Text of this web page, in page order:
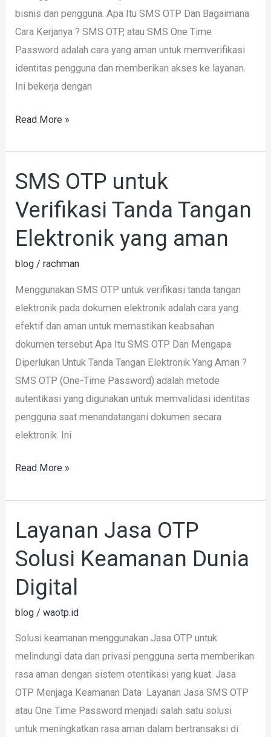
bisnis dan pengguna. Apa Itu SMS OTP Dan Bagaimana
Cara Kerjanya ? SMS OTP, atau SMS One Time
Password adalah cara yang aman untuk memverifikasi
identitas pengguna dan memberikan akses ke layanan.
Ini bekerja dengan
Read More »
SMS OTP untuk
Verifikasi Tanda Tangan
Elektronik yang aman
blog /rachman
Menggunakan SMS OTP untuk verifikasi tanda tangan
elektronik pada dokumen elektronik adalah cara yang
efektif dan aman untuk memastikan keabsahan
dokumen tersebut Apa Itu SMS OTP Dan Mengapa
Diperlukan Untuk Tanda Tangan Elektronik Yang Aman ?
SMS OTP (One-Time Password) adalah metode
autentikasi yang digunakan untuk memvalidasi identitas
pengguna saat menandatangani dokumen secara
elektronik. Ini
SMS
untuk
Verifikasi
Tanda
Tangan
Elektronik
yang
aman
Read More »
Layanan Jasa OTP
Solusi Keamanan Dunia
Digital
blog /waotp.id
Solusi keamanan menggunakan Jasa OTP untuk
melindungi data dan privasi pengguna serta memberikan
rasa aman dengan sistem otentikasi yang kuat. Jasa
OTP Menjaga Keamanan Data Layanan Jasa SMS OTP
atau One Time Password menjadi salah satu solusi
untuk meningkatkan rasa aman dalam bertransaksi di
Layanan
OTP
Solusi
Keamanan
Dunia
Digital